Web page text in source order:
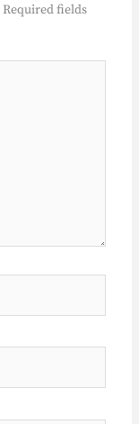
Required fields